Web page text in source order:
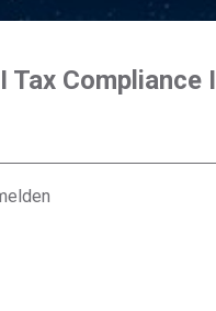
Compliance I